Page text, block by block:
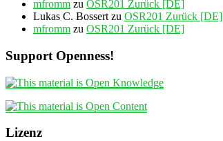
mfromm zu OSR201 Zurück [DE]
Lukas C. Bossert zu OSR201 Zurück [DE]
mfromm zu OSR201 Zurück [DE]
Support Openness!
Lizenz